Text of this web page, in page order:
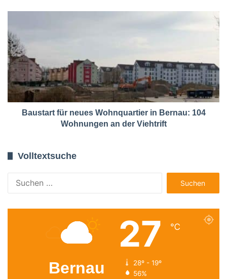
Baustart für neues Wohnquartier in Bernau: 104
Wohnungen an der Viehtrift
Volltextsuche
nach:
Bernau
27 ℃
28º - 19º
56%